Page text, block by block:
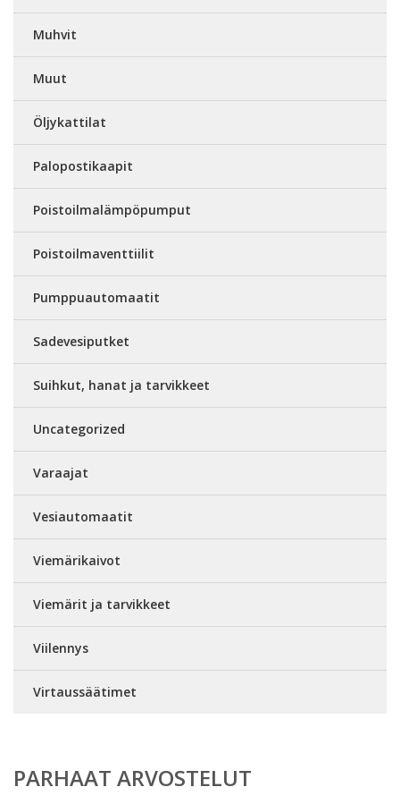
Muhvit
Muut
Öljykattilat
Palopostikaapit
Poistoilmalämpöpumput
Poistoilmaventtiilit
Pumppuautomaatit
Sadevesiputket
Suihkut, hanat ja tarvikkeet
Uncategorized
Varaajat
Vesiautomaatit
Viemärikaivot
Viemärit ja tarvikkeet
Viilennys
Virtaussäätimet
PARHAAT ARVOSTELUT